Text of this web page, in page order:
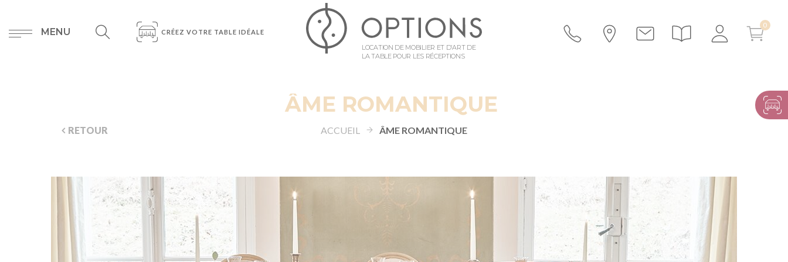
MENU CRÉEZ VOTRE TABLE IDÉALE
LOCATION DE MOBILIER ET D’ART DE
LA TABLE POUR LES RÉCEPTIONS
ÂME ROMANTIQUE
RETOUR ACCUEIL ÂME ROMANTIQUE